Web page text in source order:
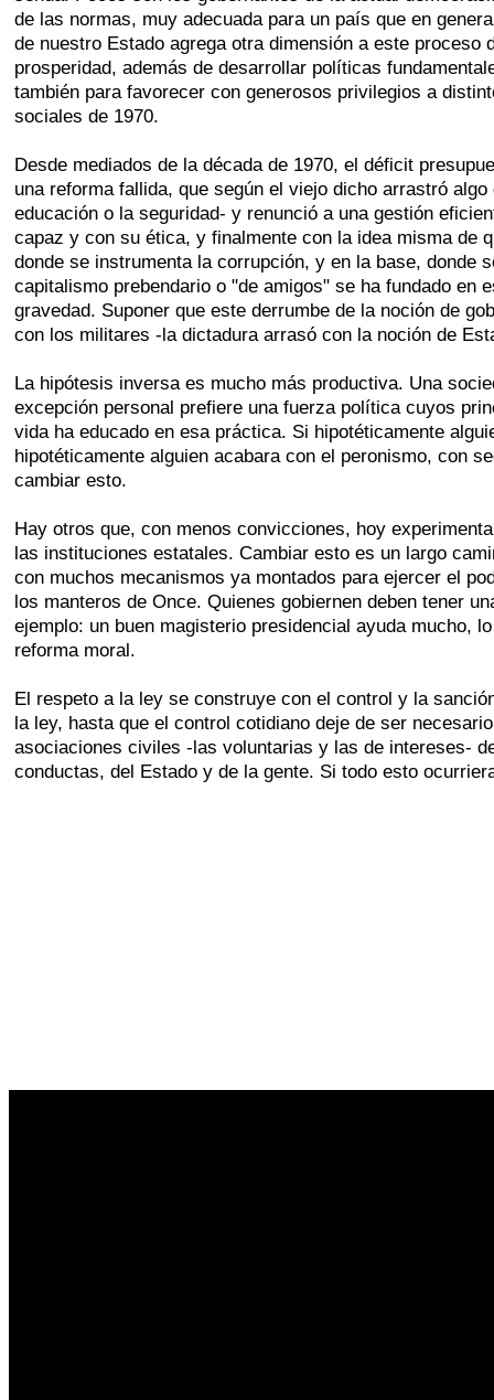
de las normas, muy adecuada para un país que en
de nuestro Estado agrega otra dimensión a este
prosperidad, además de desarrollar políticas
también para favorecer con generosos privilegios a
sociales de 1970.
Desde mediados de la década de 1970, el déficit
una reforma fallida, que según el viejo dicho arrastró
educación o la seguridad- y renunció a una gestión
capaz y con su ética, y finalmente con la idea misma de
donde se instrumenta la corrupción, y en la base, donde
capitalismo prebendario o "de amigos" se ha fundado en
gravedad. Suponer que este derrumbe de la noción de
con los militares -la dictadura arrasó con la noción de
La hipótesis inversa es mucho más productiva. Una
excepción personal prefiere una fuerza política cuyos
vida ha educado en esa práctica. Si hipotéticamente
hipotéticamente alguien acabara con el peronismo, con
cambiar esto.
Hay otros que, con menos convicciones, hoy
las instituciones estatales. Cambiar esto es un largo
con muchos mecanismos ya montados para ejercer el
los manteros de Once. Quienes gobiernen deben tener
ejemplo: un buen magisterio presidencial ayuda mucho,
reforma moral.
El respeto a la ley se construye con el control y la
la ley, hasta que el control cotidiano deje de ser
asociaciones civiles -las voluntarias y las de intereses-
conductas, del Estado y de la gente. Si todo esto